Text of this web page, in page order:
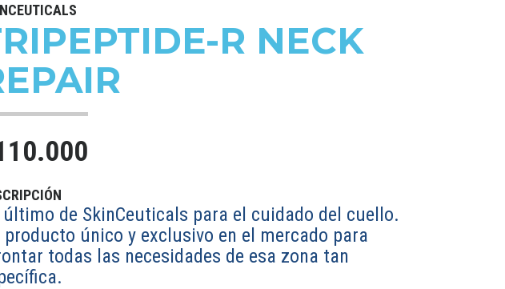
R NECK
último de SkinCeuticals para el cuidado del cuello.
producto único y exclusivo en el mercado para
todas las necesidades de esa zona tan